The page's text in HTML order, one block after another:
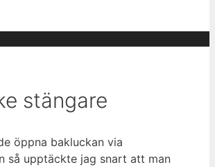
stängare
öppna bakluckan via
så upptäckte jag snart att man